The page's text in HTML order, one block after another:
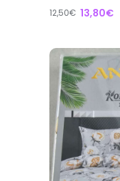
12,50€ 13,80€